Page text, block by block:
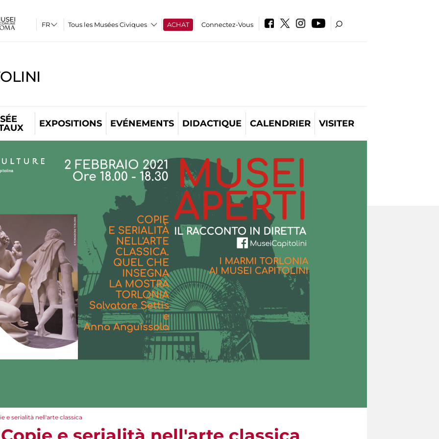
Tous les Musées Civiques ACHAT Connectez-Vous
EXPOSITIONS EVÉNEMENTS DIDACTIQUE CALENDRIER VISITER
e serialità nell'arte classica